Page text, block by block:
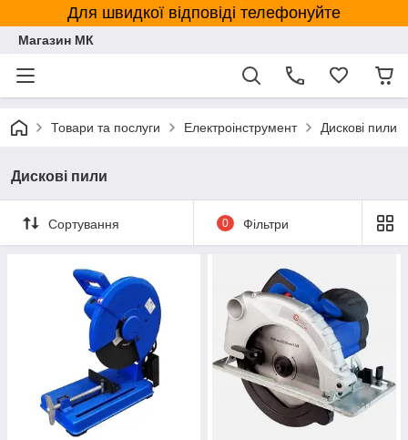
Для швидкої відповіді телефонуйте
Магазин МК
Товари та послуги Електроінструмент Дискові пили
Дискові пили
Сортування 0 Фільтри